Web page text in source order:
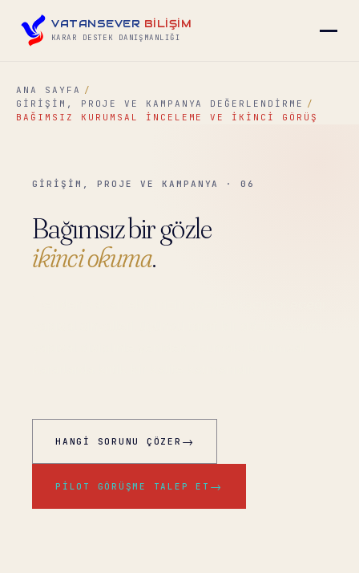
VATANSEVER BİLİŞİM
KARAR DESTEK DANIŞMANLIĞI
▾
ANA SAYFA
GIRIŞIM, PROJE VE KAMPANYA DEĞERLENDIRME
BAĞIMSIZ KURUMSAL İNCELEME VE İKINCI GÖRÜŞ
GİRİŞİM, PROJE VE KAMPANYA · 06
Bağımsız bir gözle
ikinci okuma.
HANGI SORUNU ÇÖZER →
PILOT GÖRÜŞME TALEP ET →